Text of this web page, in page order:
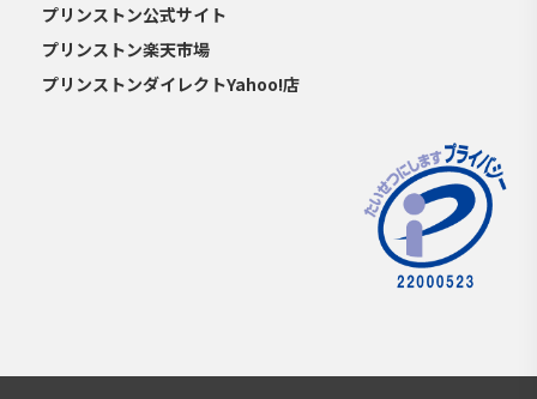
プリンストン公式サイト
プリンストン楽天市場
プリンストンダイレクトYahoo!店